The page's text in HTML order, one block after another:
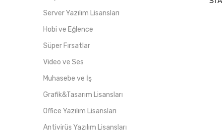
Server Yazılım Lisansları
Hobi ve Eğlence
Süper Fırsatlar
Video ve Ses
Muhasebe ve İş
Grafik&Tasarım Lisansları
Office Yazılım Lisansları
Antivirüs Yazılım Lisansları